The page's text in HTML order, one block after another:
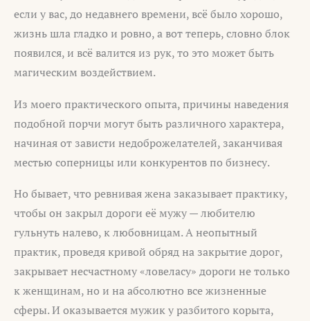
если у вас, до недавнего времени, всё было хорошо,
жизнь шла гладко и ровно, а вот теперь, словно блок
появился, и всё валится из рук, то это может быть
магическим воздействием.
Из моего практического опыта, причины наведения
подобной порчи могут быть различного характера,
начиная от зависти недоброжелателей, заканчивая
местью соперницы или конкурентов по бизнесу.
Но бывает, что ревнивая жена заказывает практику,
чтобы он закрыл дороги её мужу — любителю
гульнуть налево, к любовницам. А неопытный
практик, проведя кривой обряд на закрытие дорог,
закрывает несчастному «ловеласу» дороги не только
к женщинам, но и на абсолютно все жизненные
сферы. И оказывается мужик у разбитого корыта,